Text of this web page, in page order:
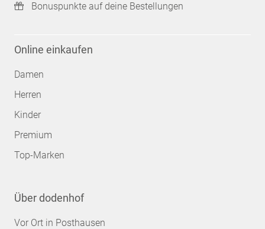
Bonuspunkte auf deine Bestellungen
Online einkaufen
Damen
Herren
Kinder
Premium
Top-Marken
Über dodenhof
Vor Ort in Posthausen